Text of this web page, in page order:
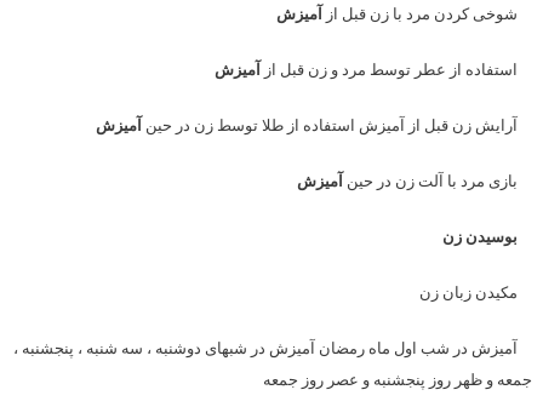
شوخی کردن مرد با زن قبل از آمیزش
استفاده از عطر توسط مرد و زن قبل ازآمیزش
آرایش زن قبل از آمیزش استفاده از طلا توسط زن در حینآمیزش
بازی مرد با آلت زن در حینآمیزش
بوسیدن زن
مکیدن زبان زن
آمیزش در شب اول ماه رمضان آمیزش در شبهای دوشنبه ، سه شنبه ، پنجشنبه ،
جمعه و ظهر روز پنجشنبه و عصر روز جمعه